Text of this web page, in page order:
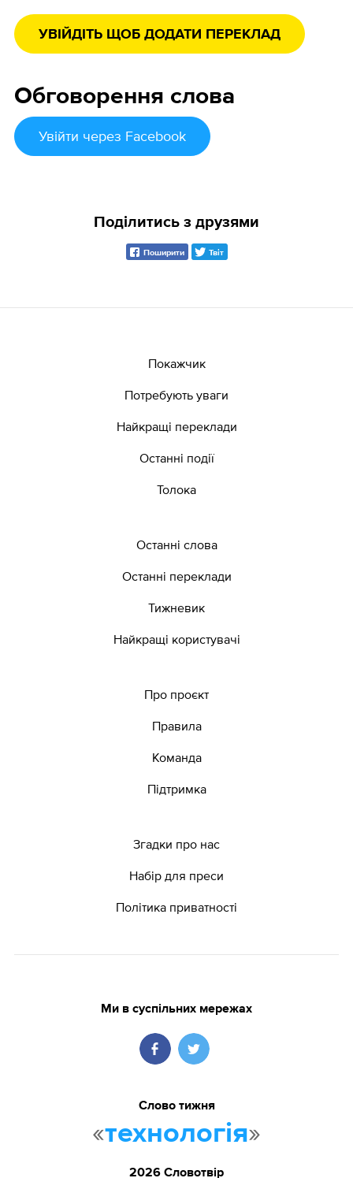
УВІЙДІТЬ ЩОБ ДОДАТИ ПЕРЕКЛАД
Обговорення слова
Увійти через Facebook
Поділитись з друзями
Поширити Твіт
Покажчик
Потребують уваги
Найкращі переклади
Останні події
Толока
Останні слова
Останні переклади
Тижневик
Найкращі користувачі
Про проєкт
Правила
Команда
Підтримка
Згадки про нас
Набір для преси
Політика приватності
Ми в суспільних мережах
Слово тижня
«технологія»
2026 Словотвір